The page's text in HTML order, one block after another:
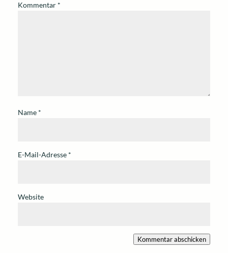
Kommentar *
Name *
E-Mail-Adresse *
Website
Kommentar abschicken